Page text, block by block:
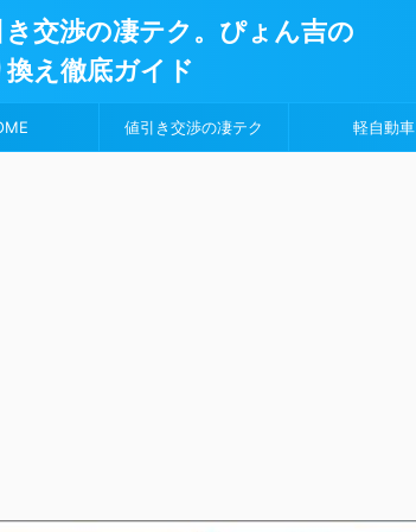
き交渉の凄テク。ぴょん吉の
換え徹底ガイド
値引き交渉の凄テク 軽自動車